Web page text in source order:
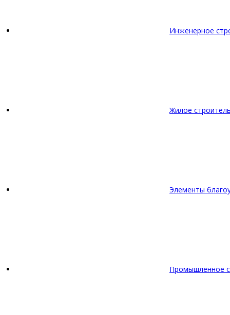
Инженерное
Жилое
Элементы
Промышленное